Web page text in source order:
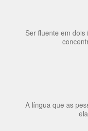
Ser fluente em
A língua que as